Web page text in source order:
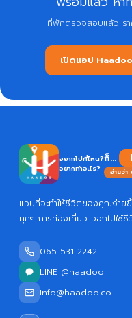
ที่พักตรวจสอบแล้ว รา
เปิดแอป Haadoo
อยากไปที่ไหน?
อยากทำอะไร?
ก็...
อ่านว่า
แอปที่จะทำให้ชีวิตของคุณง่ายขึ้
ทุกๆ การท่องเที่ยว ออกไปใช้ชี
065-531-2242
LINE @haadoo
Info@haadoo.co